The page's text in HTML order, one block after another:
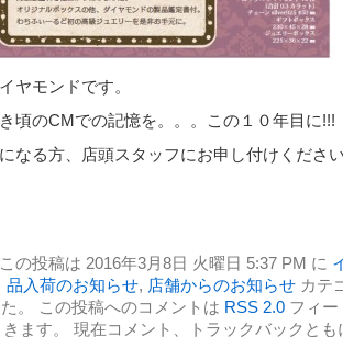
ヤモンドです。
頃のCMでの記憶を。。。この１０年目に!!!
なる方、店頭スタッフにお申し付けくださ
この投稿は 2016年3月8日 火曜日 5:37 PM に
品入荷のお知らせ, 店舗からのお知らせ カテ
た。 この投稿へのコメントは RSS 2.0 フィ
きます。 現在コメント、トラックバックと